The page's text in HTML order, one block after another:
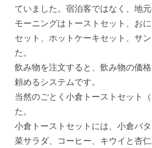
ていました。宿泊客ではなく、地
モーニングはトーストセット、お
セット、ホットケーキセット、サ
た。
飲み物を注文すると、飲み物の価
頼めるシステムです。
当然のごとく小倉トーストセット
た。
小倉トーストセットには、小倉バ
菜サラダ、コーヒー、キウイと杏